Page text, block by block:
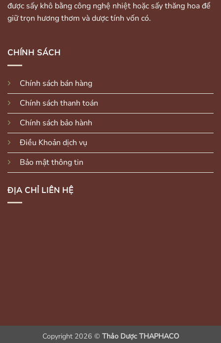
được sấy khô bằng công nghệ nhiệt hoặc sấy thăng hoa để
giữ trọn hương thơm và dược tính vốn có.
CHÍNH SÁCH
Chính sách bán hàng
Chính sách thanh toán
Chính sách bảo hành
Điều Khoản dịch vụ
Bảo mật thông tin
ĐỊA CHỈ LIÊN HỆ
Copyright 2026 © Thảo Dược THAPHACO